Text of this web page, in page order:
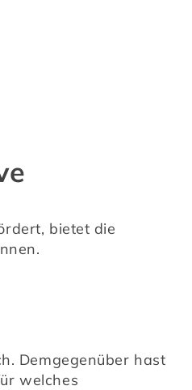
bietet die
Demgegenüber hast
welches